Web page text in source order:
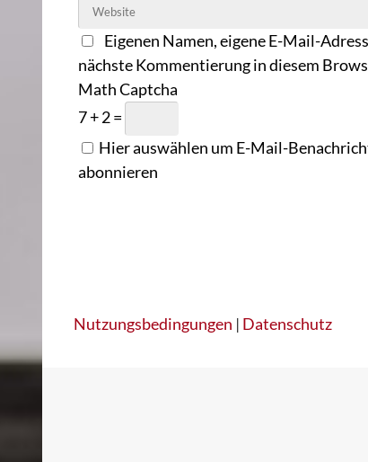
Eigenen Namen, eigene E-Mail-
nächste Kommentierung in diesem
Math Captcha
7 + 2 =
Hier auswählen um E-Mail-
abonnieren
Nutzungsbedingungen | Datenschutz